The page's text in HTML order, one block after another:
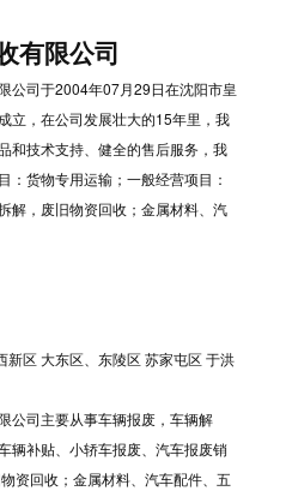
有限公司
公司于2004年07月29日在沈阳市皇
立，在公司发展壮大的15年里，我
和技术支持、健全的售后服务，我
：货物专用运输；一般经营项目：
解，废旧物资回收；金属材料、汽
新区 大东区、东陵区 苏家屯区 于洪
公司主要从事车辆报废，车辆解
辆补贴、小轿车报废、汽车报废销
资回收；金属材料、汽车配件、五